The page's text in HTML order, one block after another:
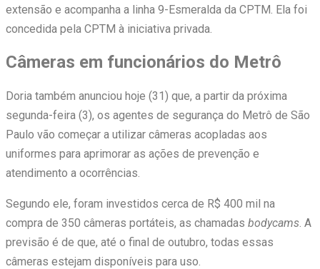
extensão e acompanha a linha 9-Esmeralda da CPTM. Ela foi
concedida pela CPTM à iniciativa privada.
Câmeras em funcionários do Metrô
Doria também anunciou hoje (31) que, a partir da próxima
segunda-feira (3), os agentes de segurança do Metrô de São
Paulo vão começar a utilizar câmeras acopladas aos
uniformes para aprimorar as ações de prevenção e
atendimento a ocorrências.
Segundo ele, foram investidos cerca de R$ 400 mil na
compra de 350 câmeras portáteis, as chamadas bodycams. A
previsão é de que, até o final de outubro, todas essas
câmeras estejam disponíveis para uso.